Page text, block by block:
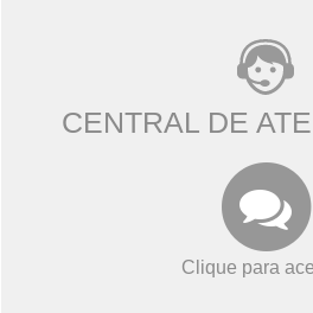
CENTRAL DE
Clique para